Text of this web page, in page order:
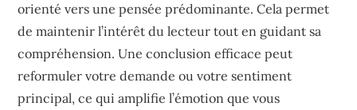
orienté vers une pensée prédominante. Cela permet
de maintenir l’intérêt du lecteur tout en guidant sa
compréhension. Une conclusion efficace peut
reformuler votre demande ou votre sentiment
principal, ce qui amplifie l’émotion que vous